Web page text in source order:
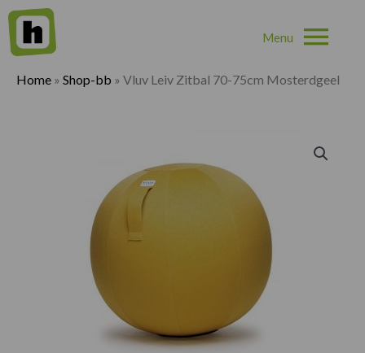
Home » Shop-bb » Vluv Leiv Zitbal 70-75cm Mosterdgeel